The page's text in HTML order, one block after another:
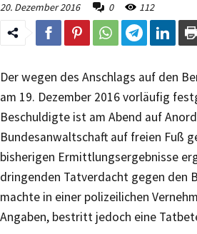
20. Dezember 2016
0 112
Der wegen des Anschlags auf den
am 19. Dezember 2016 vorläufig
Beschuldigte ist am Abend auf
Bundesanwaltschaft auf freien Fuß
bisherigen Ermittlungsergebnisse
dringenden Tatverdacht gegen den
machte in einer polizeilichen
Angaben, bestritt jedoch eine